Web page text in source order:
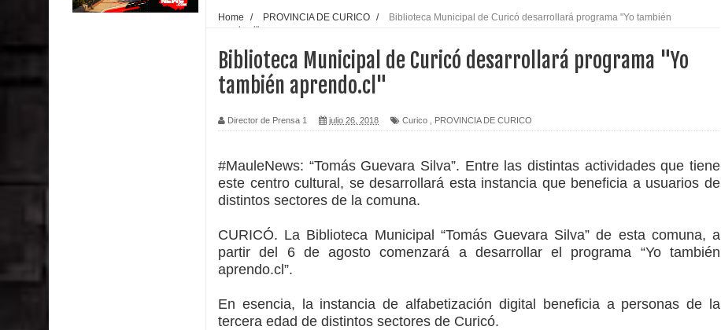
Renuncia del seremi Minvu en el Maule golpea al Gobierno en medio de denuncias por viviendas sociales en
Diputado Jorge Guzmán rechaza proyecto de interconexión eléctrica en la alta cordillera del Maule por su
Municipalidad de Curicó apuesta a la innovación en tecnología educativa con nuevas pantallas interactivas del
Municipalidad de Curicó inició proceso de vacunación escolar
Se activa Código Azul en Talca ante las bajas temperaturas
Home / PROVINCIA DE CURICO /
Biblioteca Municipal de Curicó desarrollará programa "Yo también
aprendo.cl"
Biblioteca Municipal de Curicó desarrollará programa "Yo
también aprendo.cl"
Director de Prensa 1 julio 26, 2018 Curico PROVINCIA DE CURICO
#MauleNews: “Tomás Guevara Silva”. Entre las distintas actividades que tiene
este centro cultural, se desarrollará esta instancia que beneficia a usuarios de
distintos sectores de la comuna.
CURICÓ. La Biblioteca Municipal “Tomás Guevara Silva” de esta comuna, a
partir del 6 de agosto comenzará a desarrollar el programa “Yo también
aprendo.cl”.
En esencia, la instancia de alfabetización digital beneficia a personas de la
tercera edad de distintos sectores de Curicó.